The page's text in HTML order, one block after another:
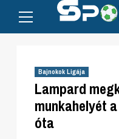
content
Menu
Bajnokok Ligája
Lampard
munkahelyét
óta